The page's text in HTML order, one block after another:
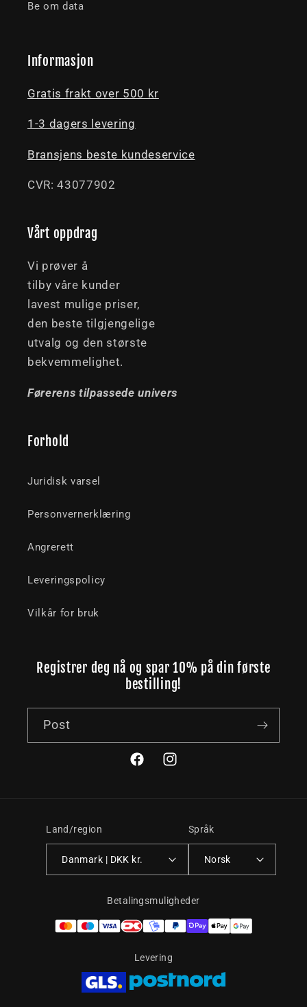
Be om data
Informasjon
Gratis frakt over 500 kr
1-3 dagers levering
Bransjens beste kundeservice
CVR: 43077902
Vårt oppdrag
Vi prøver å
tilby våre kunder
lavest mulige priser,
den beste tilgjengelige
utvalg og den største
bekvemmelighet.
Førerens tilpassede univers
Forhold
Juridisk varsel
Personvernerklæring
Angrerett
Leveringspolicy
Vilkår for bruk
Registrer deg nå og spar 10% på din første
bestilling!
Post
FacebookInstagram
Land/region
Danmark | DKK kr.
Språk
Norsk
Betalingsmuligheder
Levering